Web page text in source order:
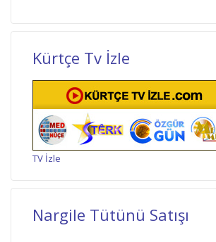
Kürtçe Tv İzle
TV İzle
Nargile Tütünü Satışı